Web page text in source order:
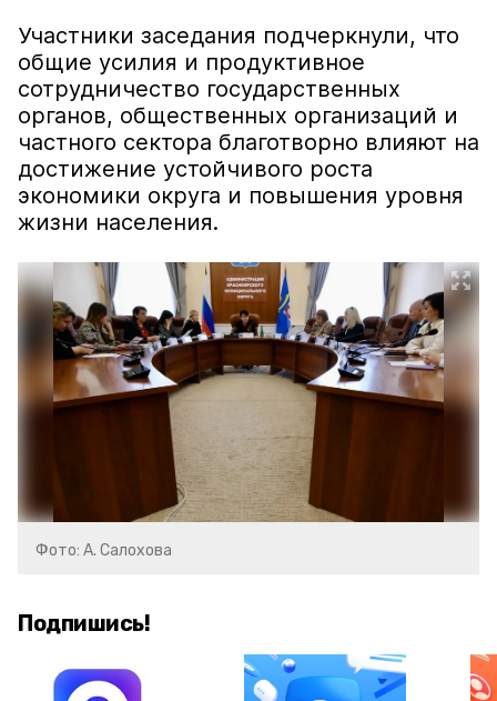
Участники заседания подчеркнули, что
общие усилия и продуктивное
сотрудничество государственных
органов, общественных организаций и
частного сектора благотворно влияют на
достижение устойчивого роста
экономики округа и повышения уровня
жизни населения.
Фото: А. Салохова
Подпишись!